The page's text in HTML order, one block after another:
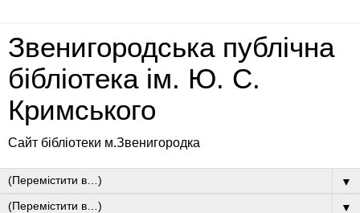
Звенигородська публічна
бібліотека ім. Ю. С.
Кримського
Сайт бібліотеки м.Звенигородка
▼
▼